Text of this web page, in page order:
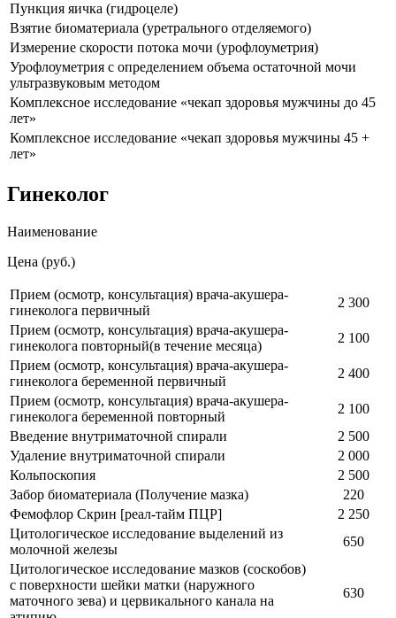
Пункция яичка (гидроцеле)
Взятие биоматериала (уретрального отделяемого)
Измерение скорости потока мочи (урофлоуметрия)
Урофлоуметрия с определением объема остаточной мочи
ультразвуковым методом
Комплексное исследование «чекап здоровья мужчины до 45
лет»
Комплексное исследование «чекап здоровья мужчины 45 +
лет»
Гинеколог
Наименование
Цена (руб.)
Прием (осмотр, консультация) врача-акушера-
гинеколога первичный
2 300
Прием (осмотр, консультация) врача-акушера-
гинеколога повторный(в течение месяца)
2 100
Прием (осмотр, консультация) врача-акушера-
гинеколога беременной первичный
2 400
Прием (осмотр, консультация) врача-акушера-
гинеколога беременной повторный
2 100
Введение внутриматочной спирали
2 500
Удаление внутриматочной спирали
2 000
Кольпоскопия
2 500
Забор биоматериала (Получение мазка)
220
Фемофлор Скрин [реал-тайм ПЦР]
2 250
Цитологическое исследование выделений из
молочной железы
650
Цитологическое исследование мазков (соскобов)
с поверхности шейки матки (наружного
маточного зева) и цервикального канала на
630